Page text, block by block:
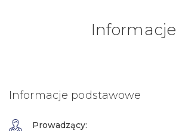
Informacje
Informacje podstawowe
Prowadzący: